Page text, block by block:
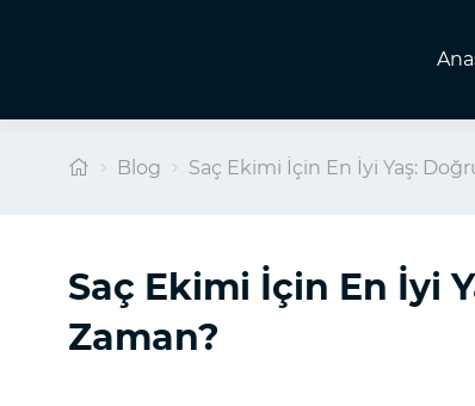
Blog Saç Ekimi İçin En İyi Yaş:
Saç Ekimi İçin En İyi
Zaman?